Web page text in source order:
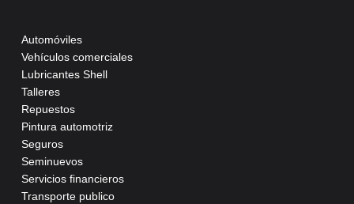
Automóviles
Vehículos comerciales
Lubricantes Shell
Talleres
Repuestos
Pintura automotriz
Seguros
Seminuevos
Servicios financieros
Transporte publico